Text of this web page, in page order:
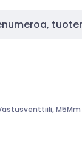
M5Mm